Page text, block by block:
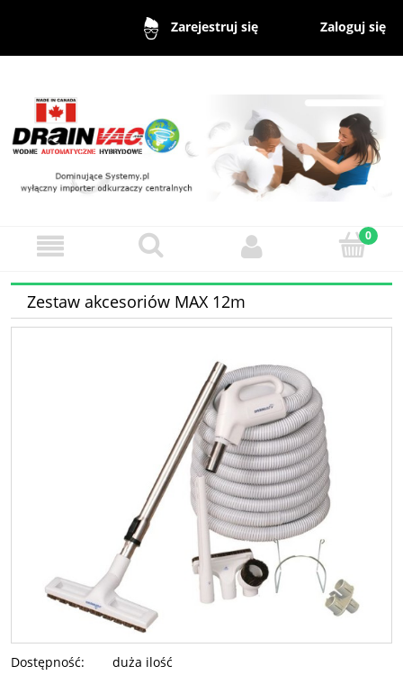
Zarejestruj się Zaloguj się
Zestaw akcesoriów MAX 12m
Dostępność: duża ilość